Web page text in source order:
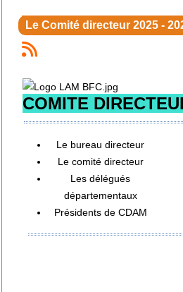
Le Comité directeur 2025 -
COMITE
Le bureau directeur
Le comité directeur
Les délégués
départementaux
Présidents de CDAM